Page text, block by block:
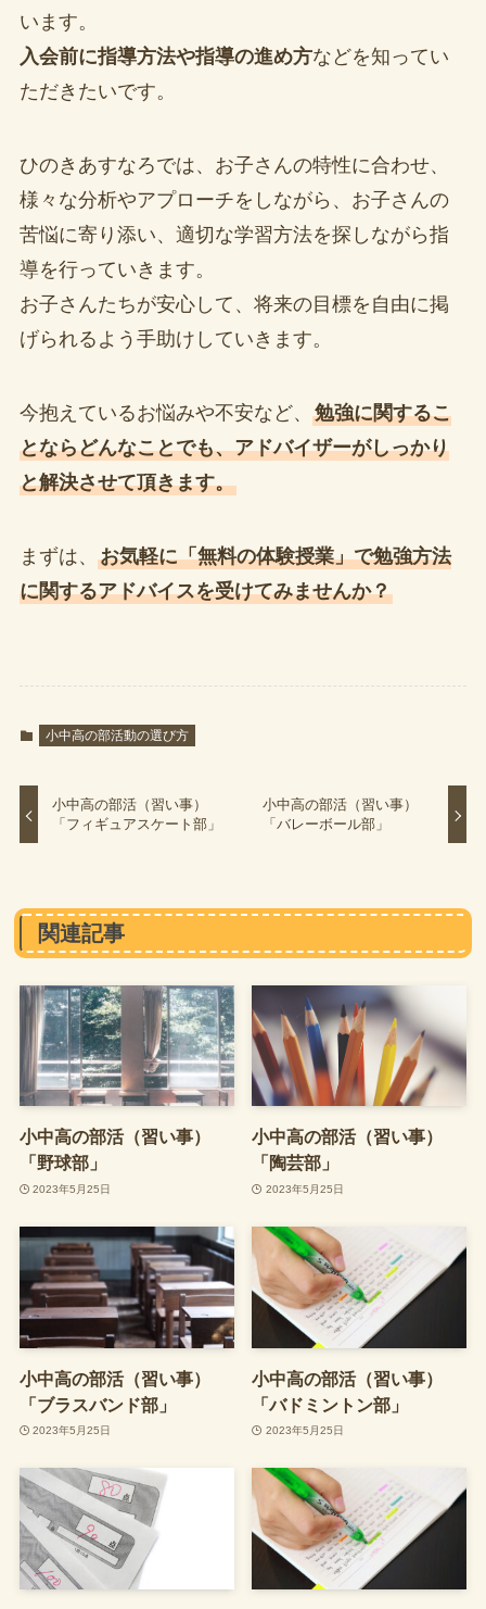
います。
入会前に指導方法や指導の進め方などを知ってい
ただきたいです。
ひのきあすなろでは、お子さんの特性に合わせ、
様々な分析やアプローチをしながら、お子さんの
苦悩に寄り添い、適切な学習方法を探しながら指
導を行っていきます。
お子さんたちが安心して、将来の目標を自由に掲
げられるよう手助けしていきます。
今抱えているお悩みや不安など、 勉強に関するこ
とならどんなことでも、アドバイザーがしっかり
と解決させて頂きます。
まずは、 お気軽に「無料の体験授業」で勉強方法
に関するアドバイスを受けてみませんか？
小中高の部活動の選び方
小中高の部活（習い事）
「フィギュアスケート部」
小中高の部活（習い事）
「バレーボール部」
関連記事
小中高の部活（習い事）
「野球部」
2023年5月25日
小中高の部活（習い事）
「陶芸部」
2023年5月25日
小中高の部活（習い事）
「ブラスバンド部」
2023年5月25日
小中高の部活（習い事）
「バドミントン部」
2023年5月25日